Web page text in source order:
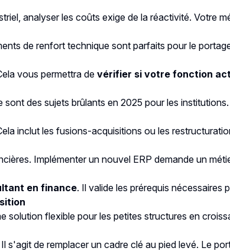
analyser les coûts exige de la réactivité. Votre
de renfort technique sont parfaits pour le
vous permettra de vérifier si votre fonction
des sujets brûlants en 2025 pour les
inclut les fusions-acquisitions ou les
Implémenter un nouvel ERP demande un
en finance. Il valide les prérequis nécessaires
solution flexible pour les petites structures en
Il s'agit de remplacer un cadre clé au pied levé. Le